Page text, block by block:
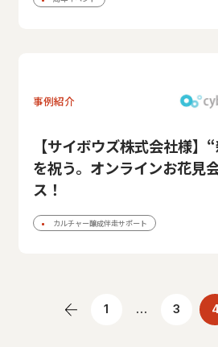
事例紹介
【サイボウズ株式会社様】
を祝う。オンラインお花見
ス！
カルチャー醸成伴走サポート
1 … 3